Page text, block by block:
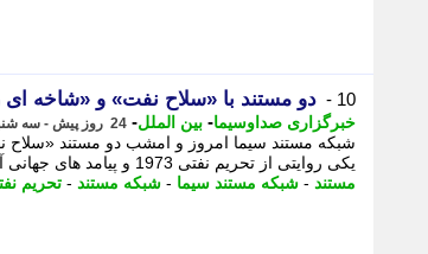
10 - دو مستند با «سلاح نفت» و «شاخه
خبرگزاری صداوسیما- بین الملل- 24 روز پیش - سه شنبه 23 تیر 1405، 15:15
شبکه مستند سیما امروز و امشب دو مستند «سلاح
یکی روایتی از تحریم نفتی 1973 و پیامد های جهانی آن و دیگری پرتره ای از زندگی، - ...
مستند - شبکه مستند سیما - شبکه مستند - تحریم